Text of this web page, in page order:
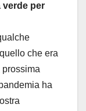
verde per
che era
ha